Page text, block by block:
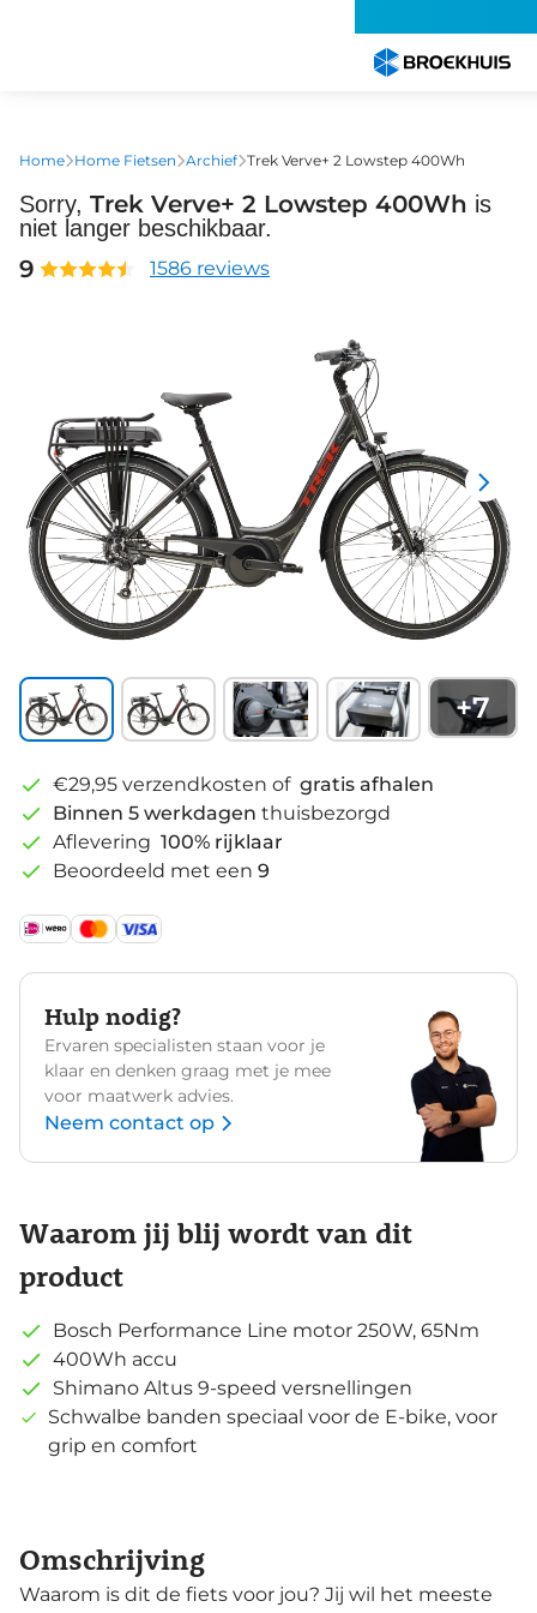
gaan
Home Home Fietsen Archief Trek Verve+ 2 Lowstep 400Wh
Sorry, Trek Verve+ 2 Lowstep 400Wh is
niet langer beschikbaar.
9 1586 reviews
+7
€29,95 verzendkosten of gratis afhalen
Binnen 5 werkdagen thuisbezorgd
Aflevering 100% rijklaar
Beoordeeld met een 9
Hulp nodig?
Ervaren specialisten staan voor je
klaar en denken graag met je mee
voor maatwerk advies.
Neem contact op
Waarom jij blij wordt van dit
product
Bosch Performance Line motor 250W, 65Nm
400Wh accu
Shimano Altus 9-speed versnellingen
Schwalbe banden speciaal voor de E-bike, voor
grip en comfort
Omschrijving
Waarom is dit de fiets voor jou? Jij wil het meeste